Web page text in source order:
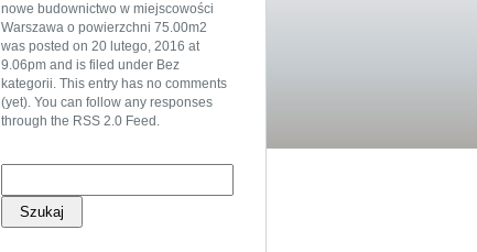
nowe budownictwo w miejscowości
Warszawa o powierzchni 75.00m2
was posted on 20 lutego, 2016 at
9.06pm and is filed under Bez
kategorii. This entry has no comments
(yet). You can follow any responses
through the RSS 2.0 Feed .